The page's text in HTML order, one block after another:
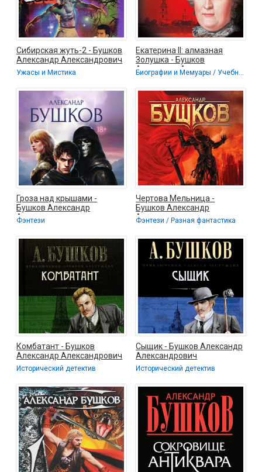
Сибирская жуть-2 - Бушков
Александр Александрович
Ужасы и Мистика
Екатерина II: алмазная
Золушка - Бушков
Александр АлександровичБиографии и Мемуары / Учебная литература
Гроза над крышами -
Бушков Александр
Александрович
Фэнтези
Чертова Мельница -
Бушков Александр
Александрович
Фэнтези / Разная фантастика
Комбатант - Бушков
Александр Александрович
Исторический детектив
Сыщик - Бушков Александр
Александрович
Исторический детектив